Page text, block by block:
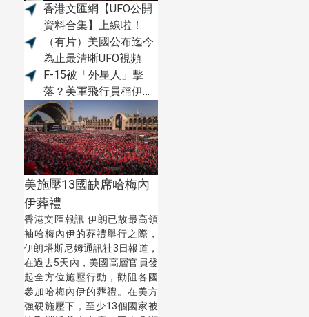
香港文匯網【UFO公開
資料合集】上線啦！
（有片）美國公布迄今
為止最清晰UFO視頻
F-15被「外星人」擊
落？美軍飛行員稱伊朗
或掌握先進無人機技術
美施壓13國缺席哈梅內
伊葬禮
香港文匯報訊 伊朗已故最高領
袖哈梅內伊的葬禮舉行之際，
伊朗塔斯尼姆通訊社3日報道，
在過去5天內，美國高層官員發
起全方位施壓行動，勸阻各國
參加哈梅內伊的葬禮。在美方
強硬施壓下，至少13個國家被